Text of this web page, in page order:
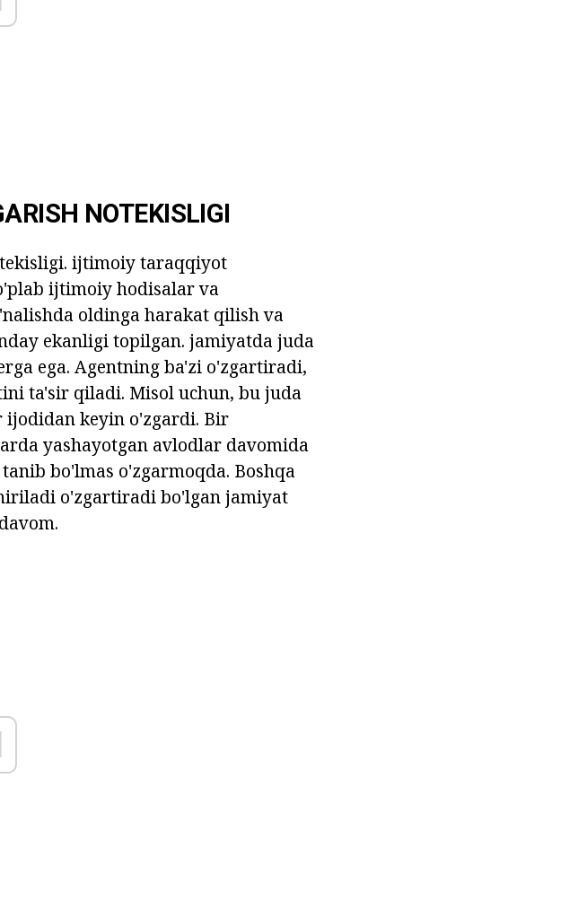
NOTEKISLIGI
ijtimoiy taraqqiyot
ijtimoiy hodisalar va
oldinga harakat qilish va
ekanligi topilgan. jamiyatda juda
ega. Agentning ba'zi o'zgartiradi,
ta'sir qiladi. Misol uchun, bu juda
ijodidan keyin o'zgardi. Bir
yashayotgan avlodlar davomida
bo'lmas o'zgarmoqda. Boshqa
o'zgartiradi bo'lgan jamiyat